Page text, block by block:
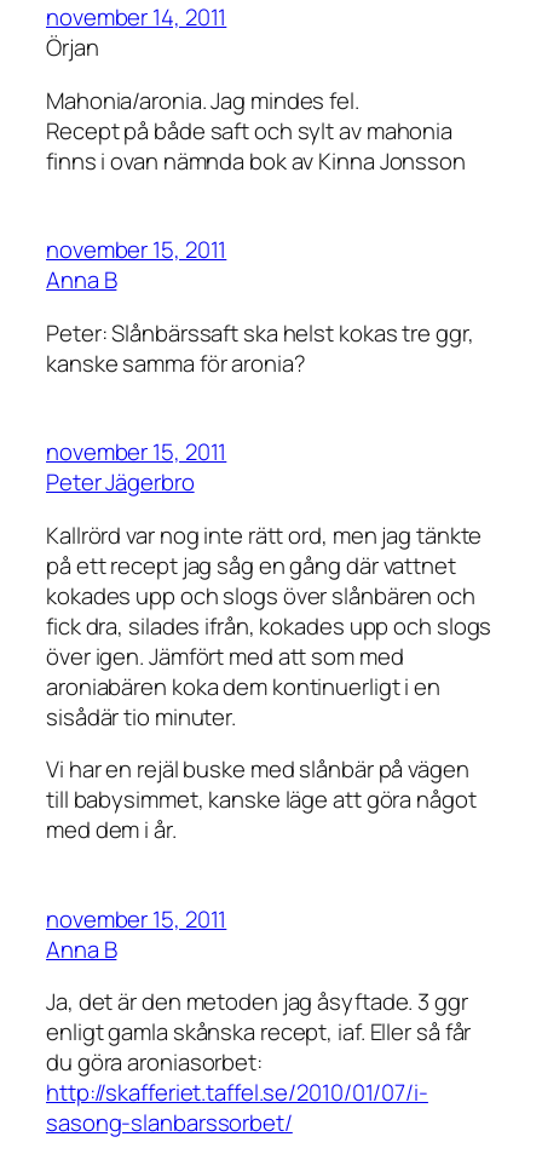
november 14, 2011
Örjan
Mahonia/aronia. Jag mindes fel.
Recept på både saft och sylt av mahonia
finns i ovan nämnda bok av Kinna Jonsson
november 15, 2011
Anna B
Peter: Slånbärssaft ska helst kokas tre ggr,
kanske samma för aronia?
november 15, 2011
Peter Jägerbro
Kallrörd var nog inte rätt ord, men jag tänkte
på ett recept jag såg en gång där vattnet
kokades upp och slogs över slånbären och
fick dra, silades ifrån, kokades upp och slogs
över igen. Jämfört med att som med
aroniabären koka dem kontinuerligt i en
sisådär tio minuter.
Vi har en rejäl buske med slånbär på vägen
till babysimmet, kanske läge att göra något
med dem i år.
november 15, 2011
Anna B
Ja, det är den metoden jag åsyftade. 3 ggr
enligt gamla skånska recept, iaf. Eller så får
du göra aroniasorbet:
http://skafferiet.taffel.se/2010/01/07/i-
sasong-slanbarssorbet/